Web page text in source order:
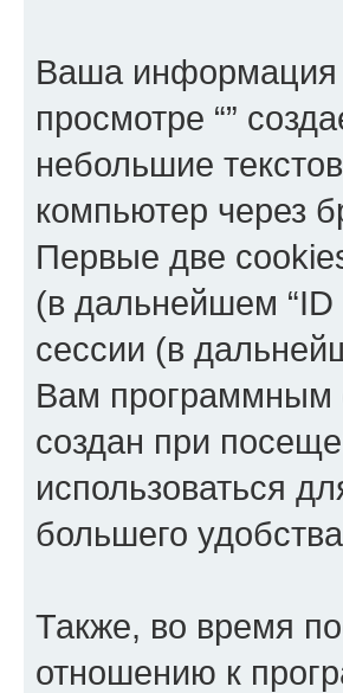
Ваша информация
просмотре “”
небольшие
компьютер через
Первые две
(в дальнейшем “ID
сессии (в
Вам программным
создан при
использоваться
большего
Также, во время
отношению к